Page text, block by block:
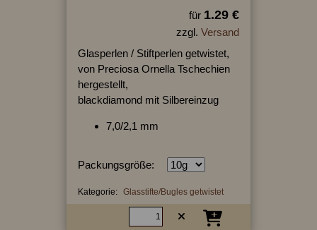
für 1.29 €
zzgl. Versand
Glasperlen / Stiftperlen getwistet,
von Preciosa Ornella Tschechien
hergestellt,
blackdiamond mit Silbereinzug
7,0/2,1 mm
Packungsgröße:
Kategorie: Glasstifte/Bugles getwistet